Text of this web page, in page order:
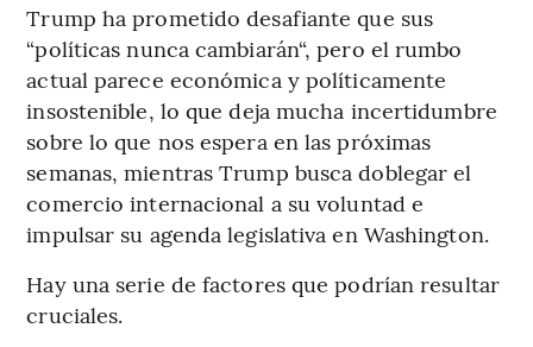
Trump ha prometido desafiante que sus
“políticas nunca cambiarán“, pero el rumbo
actual parece económica y políticamente
insostenible, lo que deja mucha incertidumbre
sobre lo que nos espera en las próximas
semanas, mientras Trump busca doblegar el
comercio internacional a su voluntad e
impulsar su agenda legislativa en Washington.
Hay una serie de factores que podrían resultar
cruciales.